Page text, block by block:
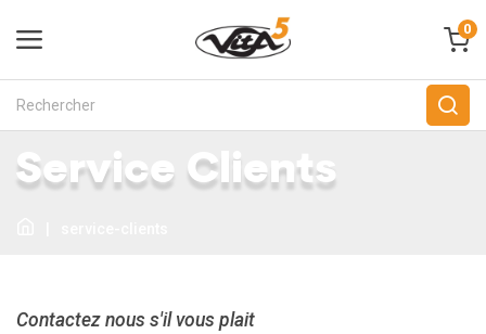
0
Service Clients
Contactez nous s'il vous plait